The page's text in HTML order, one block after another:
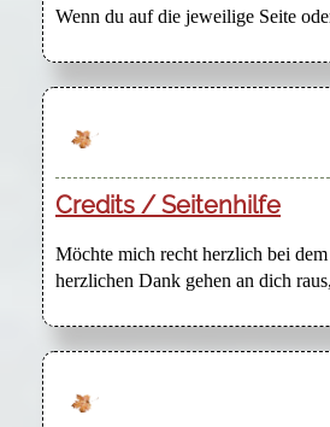
Wenn du auf die jeweilige Seite
Credits / Seitenhilfe
Möchte mich recht herzlich bei
herzlichen Dank gehen an dich